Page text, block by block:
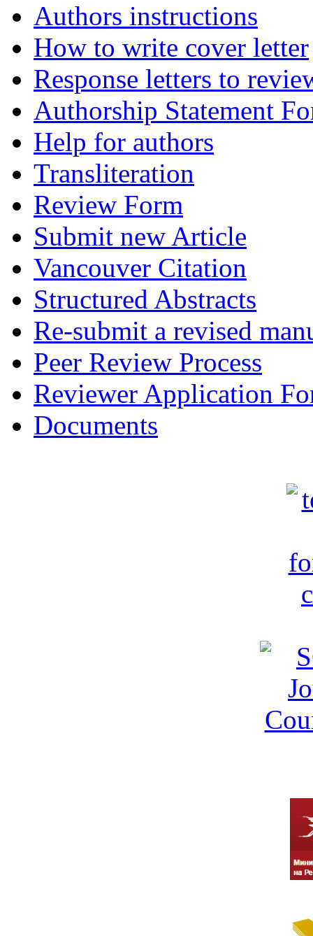
Authors instructions
How to write cover letter
Response letters to
Authorship Statement
Help for authors
Transliteration
Review Form
Submit new Article
Vancouver Citation
Structured Abstracts
Re-submit a revised
Peer Review Process
Reviewer Application
Documents